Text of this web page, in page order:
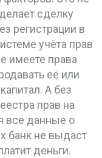
сделку
регистрации в
учёта прав
имеете права
её или
А без
прав на
все данные о
банк не выдаст
деньги.